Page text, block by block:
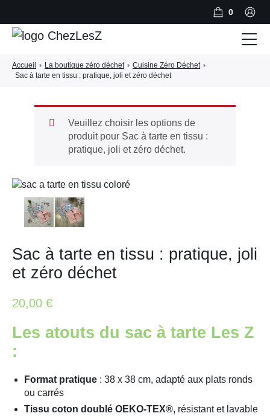
Veuillez choisir les options de
produit pour Sac à tarte en tissu :
pratique, joli et zéro déchet.
Sac à tarte en tissu : pratique, joli
et zéro déchet
20,00 €
Les atouts du sac à tarte Les Z
:
Format pratique : 38 x 38 cm, adapté aux plats ronds
ou carrés
Tissu coton doublé OEKO-TEX®, résistant et lavable
Accueil › La boutique zéro déchet › Cuisine Zéro Déchet ›
Sac à tarte en tissu : pratique, joli et zéro déchet
0
Salle de Bain Zéro Déchet
PANIER